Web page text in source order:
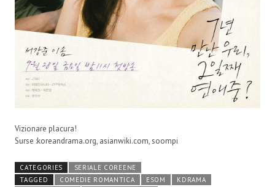
Vizionare placura!
Surse :koreandrama.org, asianwiki.com, soompi
CATEGORIES
SERIALE COREENE
TAGGED
COMEDIE ROMANTICA ESOM
KDRAMA